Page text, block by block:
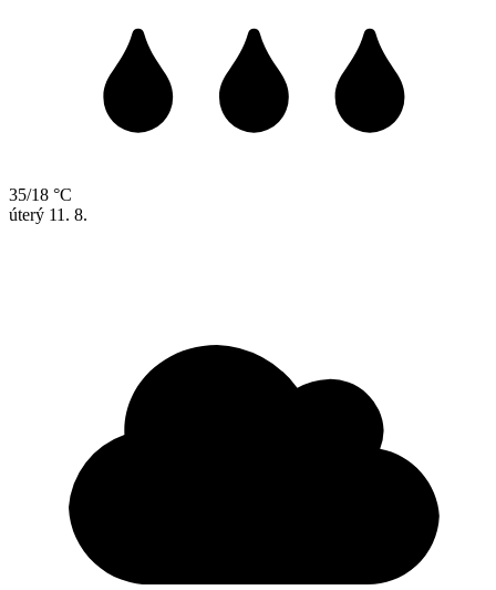
35/18 °C
úterý 11. 8.